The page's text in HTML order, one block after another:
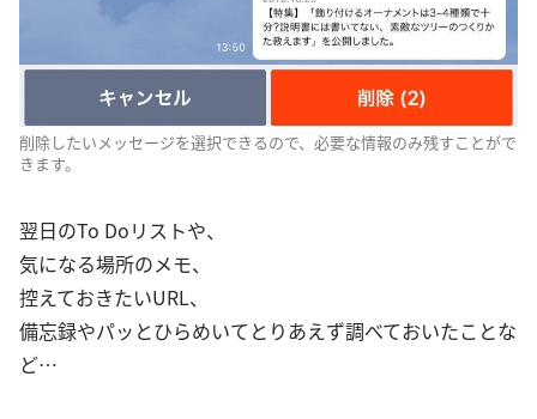
削除したいメッセージを選択できるので、必要な情報のみ残すことがで
きます。
翌日のTo Doリストや、
気になる場所のメモ、
控えておきたいURL、
備忘録やパッとひらめいてとりあえず調べておいたことな
ど…